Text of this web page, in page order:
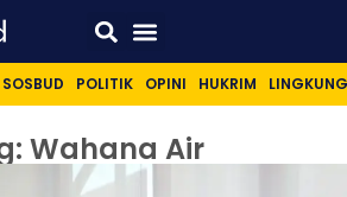
SOSBUD POLITIK OPINI HUKRIM
Wahana Air